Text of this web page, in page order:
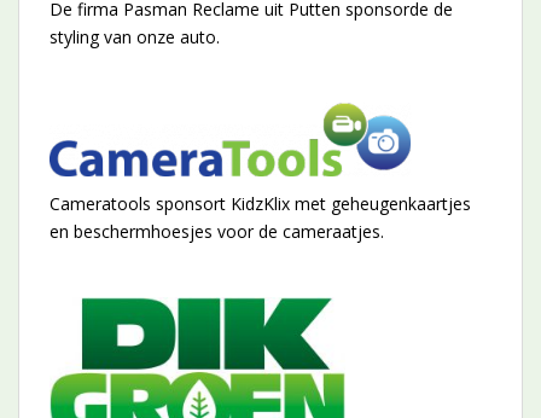
De firma Pasman Reclame uit Putten sponsorde de
styling van onze auto.
Cameratools sponsort KidzKlix met geheugenkaartjes
en beschermhoesjes voor de cameraatjes.